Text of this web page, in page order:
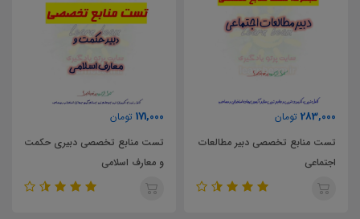
283,000 تومان
تست منابع تخصصی دبیر مطالعات
اجتماعی
171,000 تومان
تست منابع تخصصی دبیری حکمت
و معارف اسلامی